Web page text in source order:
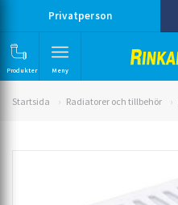
Privatperson
Produkter Meny
Startsida Radiatorer och tillbehör